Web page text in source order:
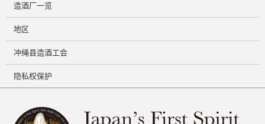
造酒厂一览
地区
冲绳县造酒工会
隐私权保护